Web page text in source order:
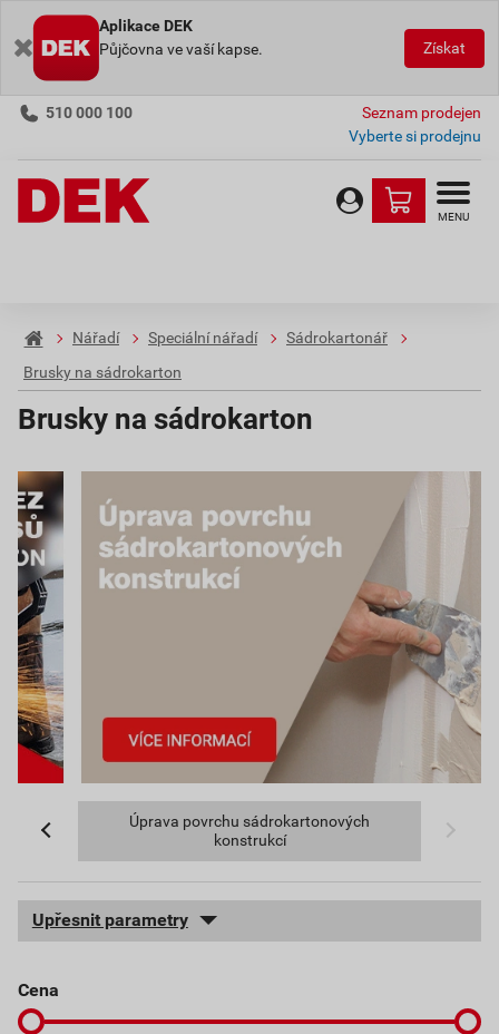
Aplikace DEK
Půjčovna ve vaší kapse.
Získat
510 000 100
Seznam prodejen
Vyberte si prodejnu
MENU
Nářadí Speciální nářadí
Sádrokartonář
Brusky na sádrokarton
Brusky na sádrokarton
Úprava povrchu sádrokartonových
konstrukcí
Upřesnit parametry
cena